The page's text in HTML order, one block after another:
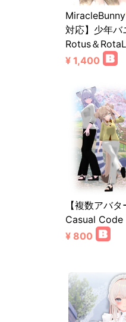
対応】少年
Rotus＆
¥ 1,400
【複数アバ
Casual Code
¥ 800